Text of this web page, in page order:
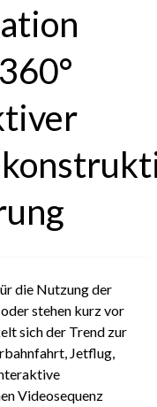
die Nutzung der
stehen kurz vor
sich der Trend zur
Jetflug,
Videosequenz